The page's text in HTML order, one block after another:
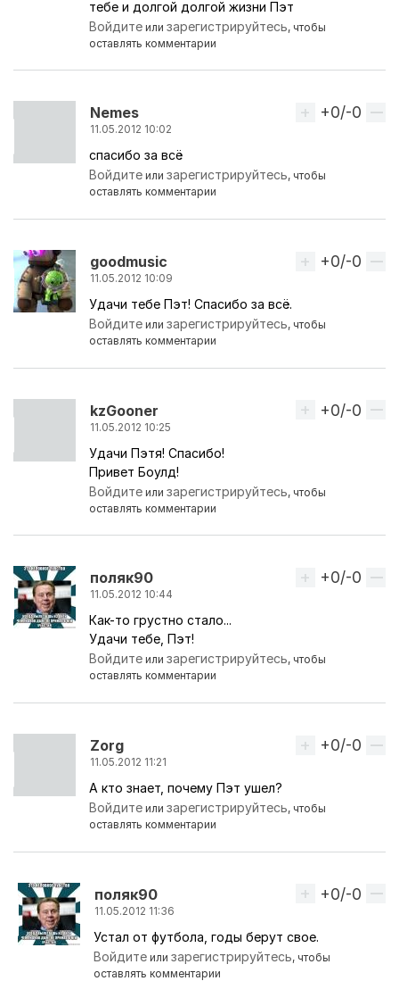
тебе и долгой долгой жизни Пэт
Войдите илизарегистрируйтесь, чтобы
оставлять комментарии
Nemes
11.05.2012 10:02
Вверх
+0/-0
спасибо за всё
Войдите илизарегистрируйтесь, чтобы
оставлять комментарии
goodmusic
11.05.2012 10:09
Вверх
+0/-0
Удачи тебе Пэт! Спасибо за всё.
Войдите илизарегистрируйтесь, чтобы
оставлять комментарии
kzGooner
11.05.2012 10:25
Вверх
+0/-0
Удачи Пэтя! Спасибо!
Привет Боулд!
Войдите илизарегистрируйтесь, чтобы
оставлять комментарии
поляк90
11.05.2012 10:44
Вверх
+0/-0
Как-то грустно стало...
Удачи тебе, Пэт!
Войдите илизарегистрируйтесь, чтобы
оставлять комментарии
Zorg
11.05.2012 11:21
Вверх
+0/-0
А кто знает, почему Пэт ушел?
Войдите илизарегистрируйтесь, чтобы
оставлять комментарии
поляк90
11.05.2012 11:36
Ответ на комментарий пользователяZorg
Вверх
+0/-0
Устал от футбола, годы берут свое.
Войдите илизарегистрируйтесь, чтобы
оставлять комментарии